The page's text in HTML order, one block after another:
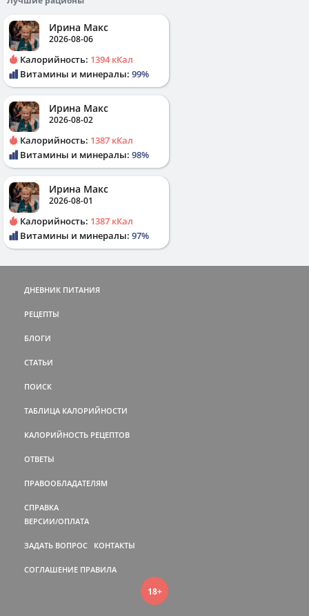
Ирина Макс
2026-08-06
Калорийность: 1394 кКал
Витамины и минералы: 99%
Ирина Макс
2026-08-02
Калорийность: 1387 кКал
Витамины и минералы: 98%
Ирина Макс
2026-08-01
Калорийность: 1387 кКал
Витамины и минералы: 97%
ДНЕВНИК ПИТАНИЯ
РЕЦЕПТЫ
БЛОГИ
СТАТЬИ
ПОИСК
ТАБЛИЦА КАЛОРИЙНОСТИ
КАЛОРИЙНОСТЬ РЕЦЕПТОВ
ОТВЕТЫ
ПРАВООБЛАДАТЕЛЯМ
СПРАВКА
ВЕРСИИ/ОПЛАТА
ЗАДАТЬ ВОПРОС КОНТАКТЫ
СОГЛАШЕНИЕ ПРАВИЛА
18+